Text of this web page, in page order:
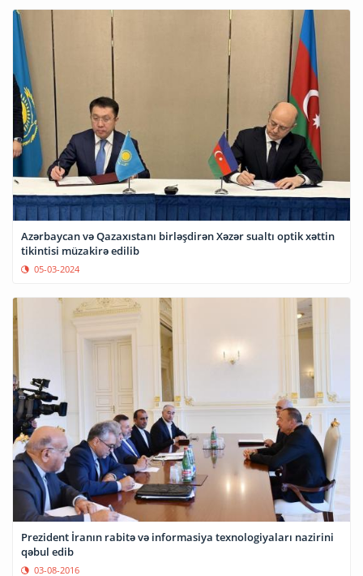
Azərbaycan və Qazaxıstanı birləşdirən Xəzər sualtı optik xəttin
tikintisi müzakirə edilib
05-03-2024
Prezident İranın rabitə və informasiya texnologiyaları nazirini
qəbul edib
03-08-2016